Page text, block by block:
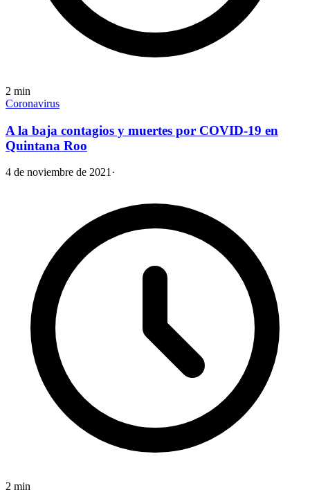
2 min
Coronavirus
A la baja contagios y muertes por COVID-19 en
Quintana Roo
4 de noviembre de 2021·
2 min